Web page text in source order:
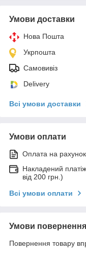
Умови доставки
Нова Пошта
Укрпошта
Самовивіз
Delivery
Всі умови доставки
Умови оплати
Оплата на рахунок
Накладений
від 200 грн.)
Всі умови оплати
Умови повернення
Повернення товару